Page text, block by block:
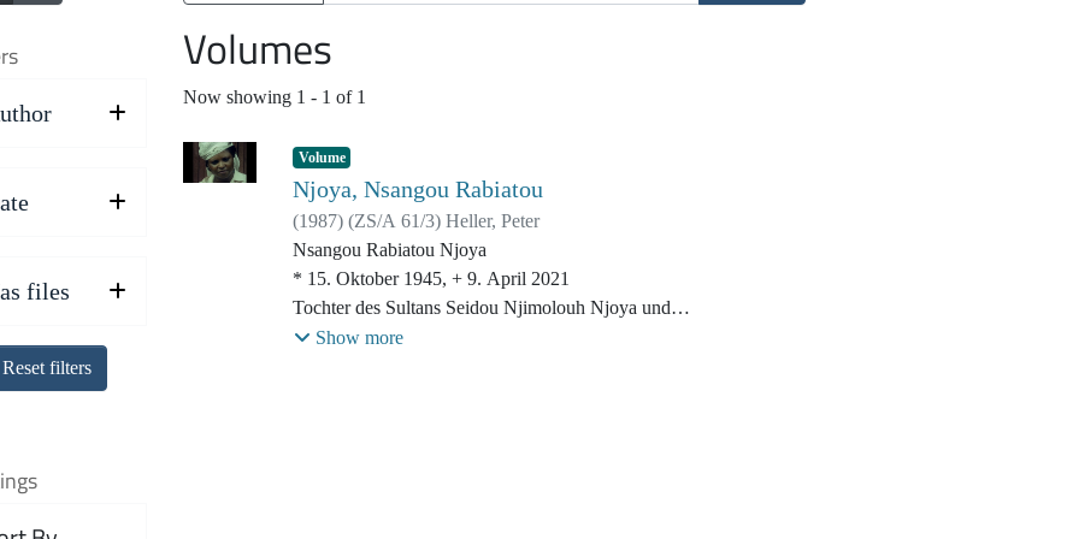
files
Reset filters
Volumes
Now showing 1 - 1 of 1
Volume
Njoya, Nsangou Rabiatou
(1987) (ZS/A 61/3) Heller, Peter
Nsangou Rabiatou Njoya
* 15. Oktober 1945, + 9. April 2021
Tochter des Sultans Seidou Njimolouh Njoya und
Schwester von Ibrahim Mbombo Njoya
Show more